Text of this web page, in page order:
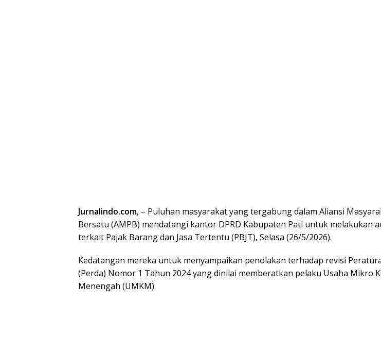
Jurnalindo.com, – Puluhan masyarakat yang tergabung dalam Aliansi
Bersatu (AMPB) mendatangi kantor DPRD Kabupaten Pati untuk melakukan
terkait Pajak Barang dan Jasa Tertentu (PBJT), Selasa (26/5/2026).
Kedatangan mereka untuk menyampaikan penolakan terhadap revisi
(Perda) Nomor 1 Tahun 2024 yang dinilai memberatkan pelaku Usaha Mikro
Menengah (UMKM).